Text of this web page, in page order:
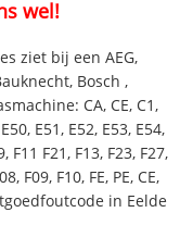
wel!
ziet bij een AEG,
Bosch ,
CA, CE, C1,
E51, E52, E53, E54,
F11 F21, F13, F23, F27,
F09, F10, FE, PE, CE,
in Eelde